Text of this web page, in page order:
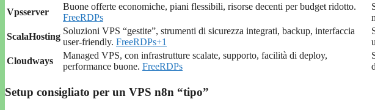
Vpsserver
Buone offerte economiche, piani flessibili, risorse decenti per budget ridotto.
FreeRDPs
ScalaHosting
Soluzioni VPS “gestite”, strumenti di sicurezza integrati, backup, interfaccia
user-friendly. FreeRDPs+1
Cloudways
Managed VPS, con infrastrutture scalate, supporto, facilità di deploy,
performance buone. FreeRDPs
Setup consigliato per un VPS n8n “tipo”